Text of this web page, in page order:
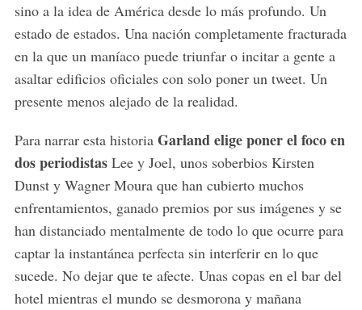
sino a la idea de América desde lo más profundo. Un
estado de estados. Una nación completamente fracturada
en la que un maníaco puede triunfar o incitar a gente a
asaltar edificios oficiales con solo poner un tweet. Un
presente menos alejado de la realidad.
Para narrar esta historia Garland elige poner el foco en
dos periodistasLee y Joel, unos soberbios Kirsten
Dunst y Wagner Moura que han cubierto muchos
enfrentamientos, ganado premios por sus imágenes y se
han distanciado mentalmente de todo lo que ocurre para
captar la instantánea perfecta sin interferir en lo que
sucede. No dejar que te afecte. Unas copas en el bar del
hotel mientras el mundo se desmorona y mañana